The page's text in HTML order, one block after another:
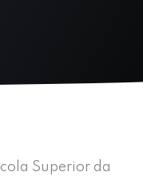
Superior da